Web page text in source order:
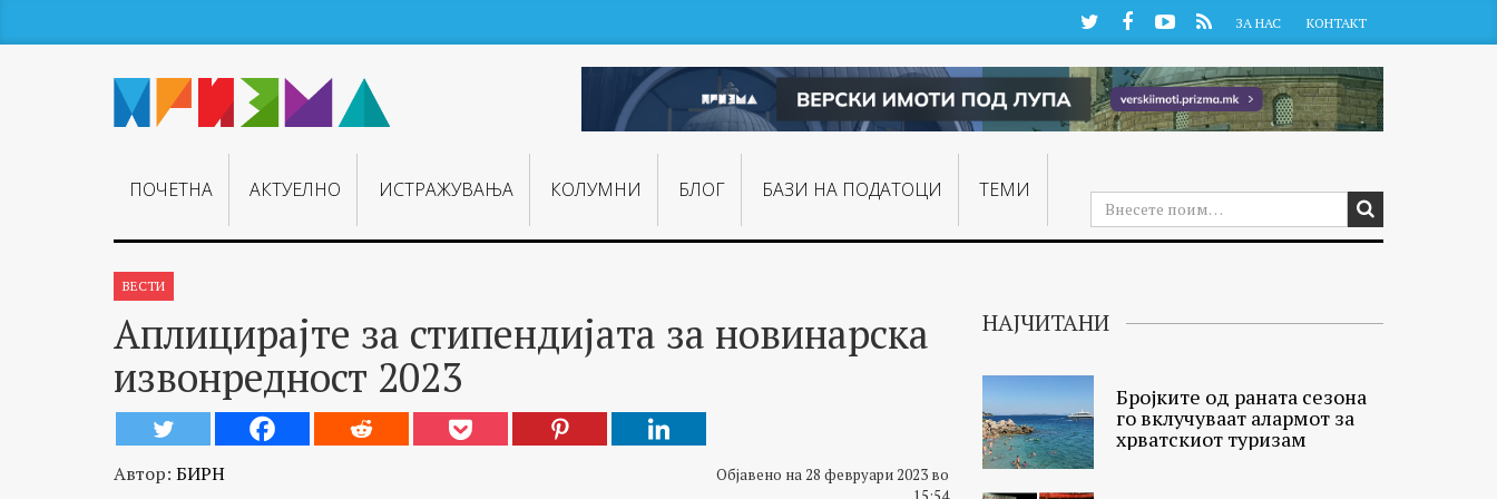
TwitterFacebookYouTube
RSS ЗА НАС КОНТАКТ
ПОЧЕТНА АКТУЕЛНО ИСТРАЖУВАЊA КОЛУМНИ БЛОГ БАЗИ НА ПОДАТОЦИ ТЕМИ
ВЕСТИ
Аплицирајте за стипендијата за новинарска
извонредност 2023
Автор: БИРН
Објавено на 28 февруари 2023 во
НАЈЧИТАНИ
Бројките од раната сезона
го вклучуваат алармот за
хрватскиот туризам